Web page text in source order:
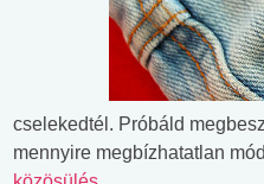
cselekedtél. Próbáld
mennyire megbízhatatlan